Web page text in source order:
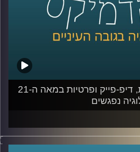
בנושא הקשר בין משפט לטכנולוגיה
בנושא תיקי פייסבוק והקשר בין
מכוניות אוטונומיות, דיפ-פייק ופרטיות במאה ה-21
נפגשים
ללא שליטת אדם נמצאות
כשהחוק עדיין מחייב נהג